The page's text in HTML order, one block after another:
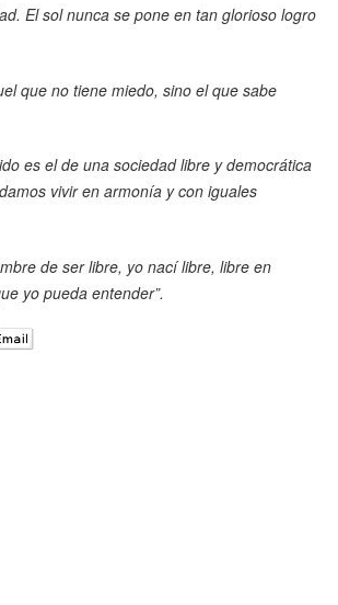
El sol nunca se pone en tan glorioso logro
que no tiene miedo, sino el que sabe
es el de una sociedad libre y democrática
vivir en armonía y con iguales
de ser libre, yo nací libre, libre en
yo pueda entender”.